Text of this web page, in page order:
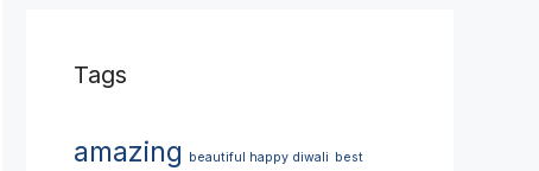
Tags
amazing beautiful happy diwali best